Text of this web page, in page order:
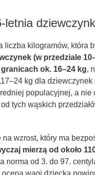
liczba kilogramów, która
(w przedziale
ok. 16–24 kg,
kg dla
populacyjnej, a
tych wąskich
wzrost, który ma
mierzą od około
norma od 3. do 97.
wagi dziecka